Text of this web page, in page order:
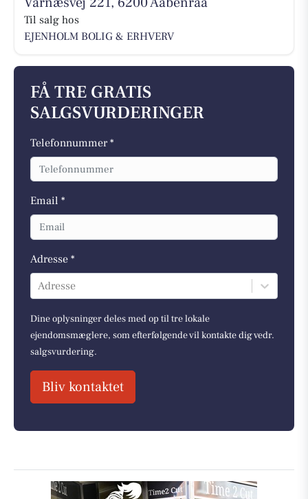
Til salg hos
EJENHOLM BOLIG & ERHVERV
FÅ TRE GRATIS
SALGSVURDERINGER
Telefonnummer *
Email *
Adresse *
Adresse
Dine oplysninger deles med op til tre lokale
ejendomsmæglere, som efterfølgende vil kontakte dig vedr.
salgsvurdering.
Bliv kontaktet